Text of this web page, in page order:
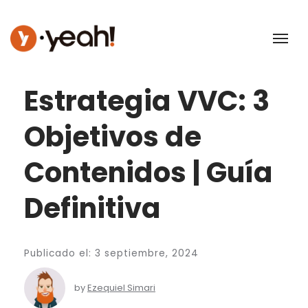
Estrategia VVC: 3
Objetivos de
Contenidos | Guía
Definitiva
Publicado el: 3 septiembre, 2024
byEzequiel Simari